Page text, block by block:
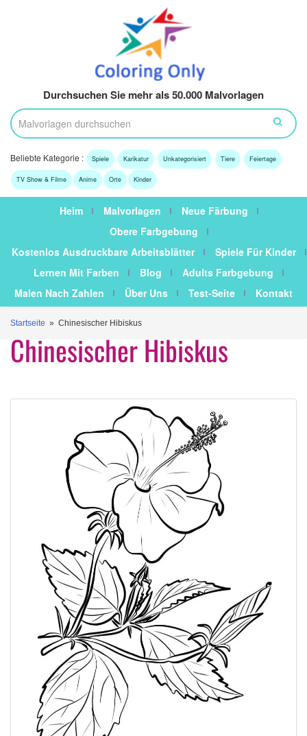
Durchsuchen Sie mehr als 50.000 Malvorlagen
Beliebte Kategorie : Spiele Karikatur Unkategorisiert Tiere Feiertage
TV Show & Filme Anime Orte Kinder
Heim Malvorlagen
Neue Färbung
Obere Farbgebung
Kostenlos Ausdruckbare Arbeitsblätter
Spiele Für Kinder
Lernen Mit Farben
Blog
Adults Farbgebung
Malen Nach Zahlen
Über Uns Test-Seite Kontakt
Startseite » Chinesischer Hibiskus
Chinesischer Hibiskus